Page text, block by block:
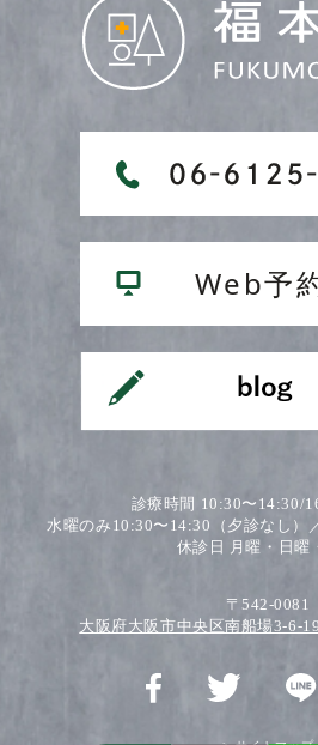
診療時間 10:30〜14:30/
水曜のみ10:30〜14:30（夕診なし）
休診日 月曜・日曜
〒542-0081
大阪府大阪市中央区南船場3-6-